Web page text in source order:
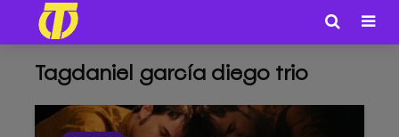
Tagdaniel garcía diego trio